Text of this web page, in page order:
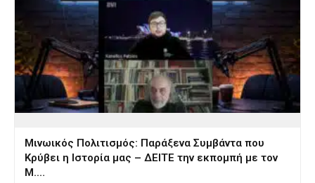
Μινωικός Πολιτισμός: Παράξενα Συμβάντα που
Κρύβει η Ιστορία μας – ΔΕΙΤΕ την εκπομπή με τον
Μ.…